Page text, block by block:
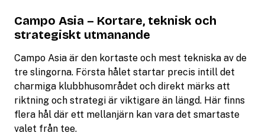
Campo Asia – Kortare, teknisk och
strategiskt utmanande
Campo Asia är den kortaste och mest tekniska av de
tre slingorna. Första hålet startar precis intill det
charmiga klubbhusområdet och direkt märks att
riktning och strategi är viktigare än längd. Här finns
flera hål där ett mellanjärn kan vara det smartaste
valet från tee.